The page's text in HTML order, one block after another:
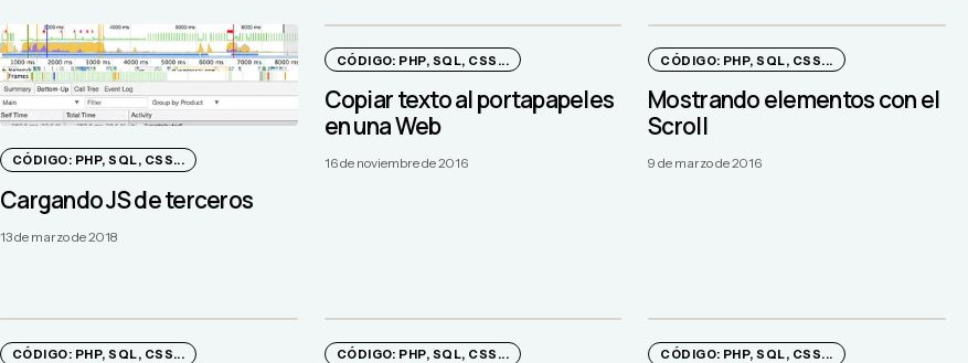
CÓDIGO: PHP, SQL, CSS...
Cargando JS de terceros
13 de marzo de 2018
CÓDIGO: PHP, SQL, CSS...
Copiar texto al portapapeles
en una Web
16 de noviembre de 2016
CÓDIGO: PHP, SQL, CSS...
Mostrando elementos con el
Scroll
9 de marzo de 2016
CÓDIGO: PHP, SQL, CSS... CÓDIGO: PHP, SQL, CSS... CÓDIGO: PHP, SQL, CSS...